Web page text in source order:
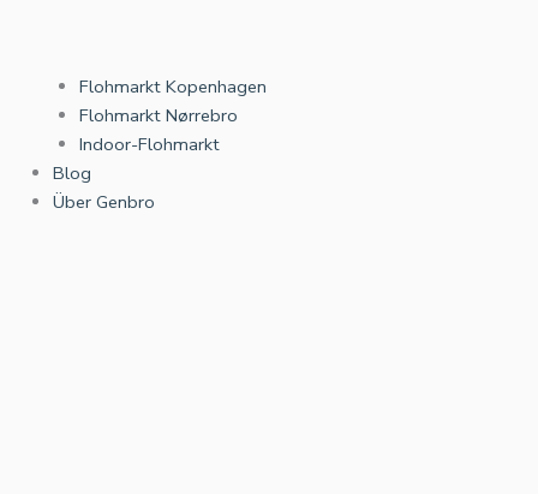
Flohmarkt Kopenhagen
Flohmarkt Nørrebro
Indoor-Flohmarkt
Blog
Über Genbro